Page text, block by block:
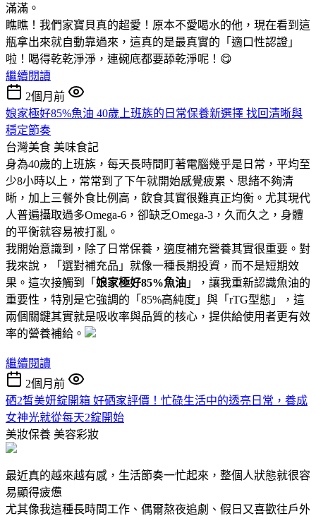
滿滿。
瞧瞧！我們家寶貝真的超愛！原本不愛喝水的他，現在看到這
瓶拿出來就自動靠過來，這真的是最真實的「適口性認證」
啦！喝得乾乾淨淨，連碗底都要舔乾淨呢！😋
繼續閱讀
2個月前
娘家極好85%魚油 40歲上班族的日常保養新選擇 找回清晰與
穩定節奏
台灣美食 美味食記
身為40歲的上班族，每天長時間盯著電腦幾乎是日常，平均至
少8小時以上，常常到了下午就開始感覺疲累、思緒不夠清
晰，加上三餐外食比例高，飲食其實很難真正均衡。尤其現代
人普遍攝取過多Omega-6，卻缺乏Omega-3，久而久之，身體
的平衡就容易被打亂。
我開始意識到，除了日常保養，適度補充營養其實很重要。對
我來說，「選對補充品」就像一種長期投資，而不是短期效
果。這次接觸到「 娘家極好85%魚油 」，讓我重新認識魚油的
重要性，特別是它強調的「85%高純度」與「rTG型態」，這
兩個關鍵其實就是吸收率與品質的核心，提供給使用者更有效
率的營養補給。
繼續閱讀
2個月前
硒2皙美妍錠開箱 好硒家評價！忙碌生活中的透亮日常，養成
女神光就從每天2錠開始
美妝保養 美容彩妝
最近真的越來越有感，生活節奏一忙起來，整個人狀態就很容
易顯得疲憊
尤其像我這種長時間工作、偶爾熬夜追劇、假日又喜歡往戶外